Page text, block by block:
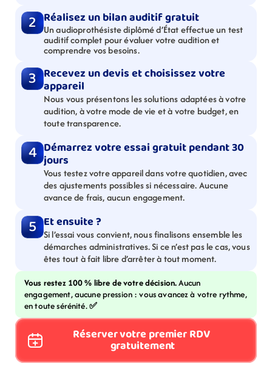
2 Réalisez un bilan auditif gratuit
Un audioprothésiste diplômé d’État effectue un test
auditif complet pour évaluer votre audition et
comprendre vos besoins.
3 Recevez un devis et choisissez votre
appareil
Nous vous présentons les solutions adaptées à votre
audition, à votre mode de vie et à votre budget, en
toute transparence.
4 Démarrez votre essai gratuit pendant 30
jours
Vous testez votre appareil dans votre quotidien, avec
des ajustements possibles si nécessaire. Aucune
avance de frais, aucun engagement.
5 Et ensuite ?
Si l’essai vous convient, nous finalisons ensemble les
démarches administratives. Si ce n’est pas le cas, vous
êtes tout à fait libre d’arrêter à tout moment.
Vous restez 100 % libre de votre décision. Aucun
engagement, aucune pression : vous avancez à votre rythme,
en toute sérénité. ✅
Réserver votre premier RDV
gratuitement